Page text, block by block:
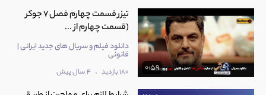
0:59
تیزر قسمت چهارم فصل 7 جوکر
(قسمت چهارم از ...
دانلود فیلم و سریال های جدید ایرانی |
قانونی
180 بازدید . 4 سال پیش